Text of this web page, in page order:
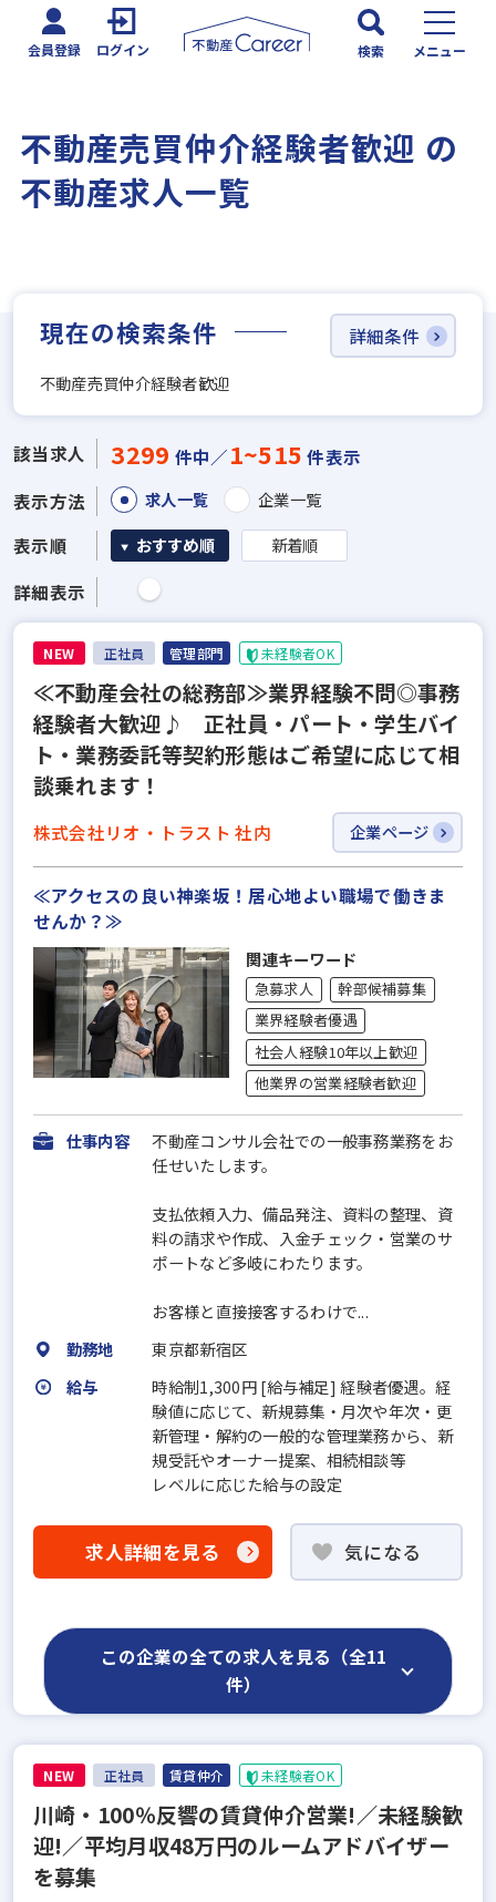
会員登録 ログイン 検索 メニュー
不動産売買仲介経験者歓迎 の
不動産求人一覧
現在の検索条件
不動産売買仲介経験者歓迎
詳細条件
該当求人 3299 件中／1~515 件表示
表示方法
求人一覧 企業一覧
表示順 おすすめ順 新着順
詳細表示
NEW 正社員 管理部門 未経験者OK
≪不動産会社の総務部≫業界経験不問◎事務
経験者大歓迎♪ 正社員・パート・学生バイ
ト・業務委託等契約形態はご希望に応じて相
談乗れます！
株式会社リオ・トラスト 社内 企業ページ
≪アクセスの良い神楽坂！居心地よい職場で働きま
せんか？≫
関連キーワード
急募求人
幹部候補募集
業界経験者優遇
社会人経験10年以上歓迎
他業界の営業経験者歓迎
仕事内容
不動産コンサル会社での一般事務業務をお
任せいたします。
支払依頼入力、備品発注、資料の整理、資
料の請求や作成、入金チェック・営業のサ
ポートなど多岐にわたります。
お客様と直接接客するわけで...
勤務地
東京都新宿区
給与
時給制1,300円 [給与補足] 経験者優遇。経
験値に応じて、新規募集・月次や年次・更
新管理・解約の一般的な管理業務から、新
規受託やオーナー提案、相続相談等
レベルに応じた給与の設定
求人詳細を見る 気になる
この企業の全ての求人を見る（全11
件）
NEW 正社員 賃貸仲介 未経験者OK
川崎・100％反響の賃貸仲介営業!／未経験歓
迎!／平均月収48万円のルームアドバイザー
を募集